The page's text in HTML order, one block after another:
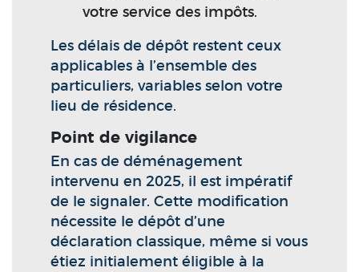
votre service des impôts.
Les délais de dépôt restent ceux
applicables à l’ensemble des
particuliers, variables selon votre
lieu de résidence.
Point de vigilance
En cas de déménagement
intervenu en 2025, il est impératif
de le signaler. Cette modification
nécessite le dépôt d’une
déclaration classique, même si vous
étiez initialement éligible à la